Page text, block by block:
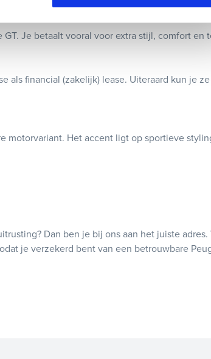
Je betaalt vooral voor extra stijl, comfort en
als financial (zakelijk) lease. Uiteraard kun je
motorvariant. Het accent ligt op sportieve
Dan ben je bij ons aan het juiste
je verzekerd bent van een betrouwbare